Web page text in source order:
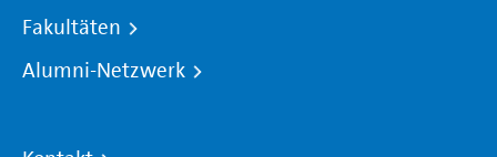
Fakultäten
Alumni-Netzwerk